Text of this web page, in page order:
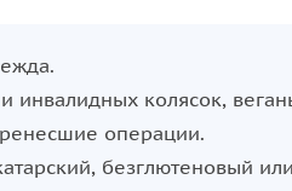
инвалидных колясок,
операции.
безглютеновый